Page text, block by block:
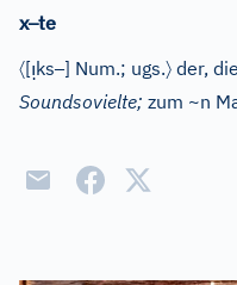
x–te
〈[ı̣ks–] Num.; ugs.〉 der,
Soundsovielte; zum ~n